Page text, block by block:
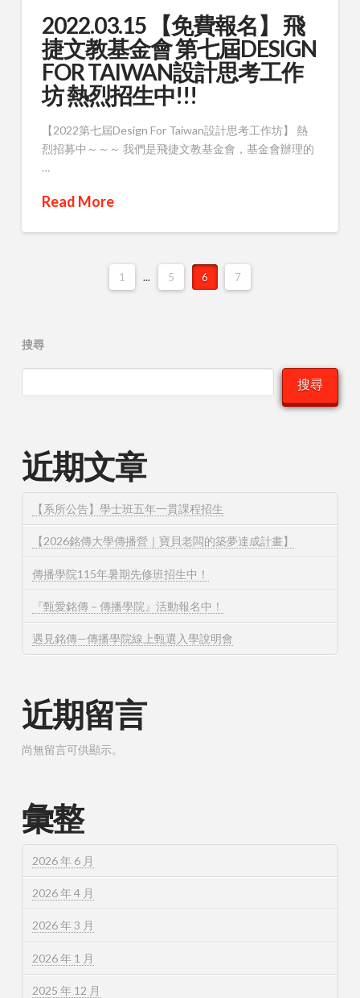
2022.03.15 【免費報名】 飛
捷文教基金會 第七屆DESIGN
FOR TAIWAN設計思考工作
坊 熱烈招生中!!!
【2022第七屆Design For Taiwan設計思考工作坊】 熱
烈招募中～～～ 我們是飛捷文教基金會，基金會辦理的
…
Read More
1 ... 5 6 7
搜尋
搜尋
近期文章
【系所公告】學士班五年一貫課程招生
【2026銘傳大學傳播營｜寶貝老闆的築夢達成計畫】
傳播學院115年暑期先修班招生中！
『甄愛銘傳－傳播學院』活動報名中！
遇見銘傳—傳播學院線上甄選入學說明會
近期留言
尚無留言可供顯示。
彙整
2026 年 6 月
2026 年 4 月
2026 年 3 月
2026 年 1 月
2025 年 12 月